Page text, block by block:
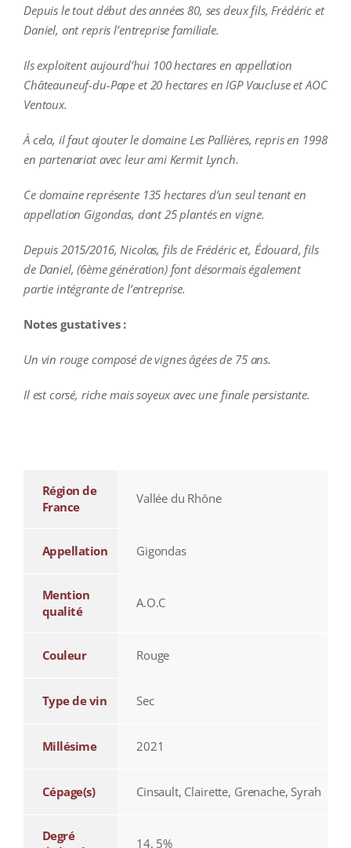
Depuis le tout début des années 80, ses deux fils, Frédéric et
Daniel, ont repris l’entreprise familiale.
Ils exploitent aujourd’hui 100 hectares en appellation
Châteauneuf-du-Pape et 20 hectares en IGP Vaucluse et AOC
Ventoux.
À cela, il faut ajouter le domaine Les Pallières, repris en 1998
en partenariat avec leur ami Kermit Lynch.
Ce domaine représente 135 hectares d’un seul tenant en
appellation Gigondas, dont 25 plantés en vigne.
Depuis 2015/2016, Nicolas, fils de Frédéric et, Édouard, fils
de Daniel, (6ème génération) font désormais également
partie intégrante de l’entreprise.
Notes gustatives :
Un vin rouge composé de vignes âgées de 75 ans.
Il est corsé, riche mais soyeux avec une finale persistante.
Région de
France
Vallée du Rhône
Appellation Gigondas
Mention
qualité
A.O.C
Couleur Rouge
Type de vin Sec
Millésime 2021
Cépage(s) Cinsault, Clairette, Grenache, Syrah
Degré
14, 5%